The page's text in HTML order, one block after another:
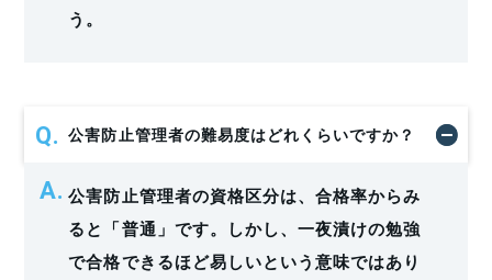
う。
公害防止管理者の難易度はどれくらいですか？
公害防止管理者の資格区分は、合格率からみ
ると「普通」です。しかし、一夜漬けの勉強
で合格できるほど易しいという意味ではあり